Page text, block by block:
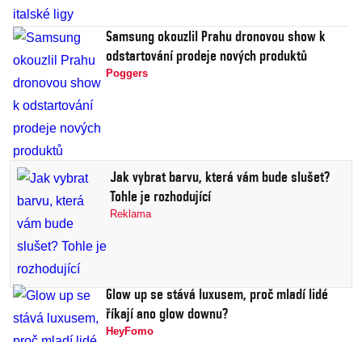
Samsung okouzlil Prahu dronovou show k
odstartování prodeje nových produktů
Poggers
Jak vybrat barvu, která vám bude slušet?
Tohle je rozhodující
Reklama
Glow up se stává luxusem, proč mladí lidé
říkají ano glow downu?
HeyFomo